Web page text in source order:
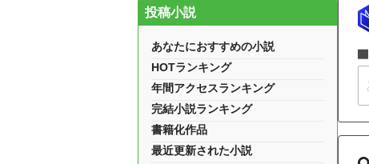
投稿小説
あなたにおすすめの小説
HOTランキング
年間アクセスランキング
完結小説ランキング
書籍化作品
最近更新された小説